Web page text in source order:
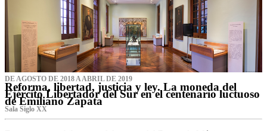
DE AGOSTO DE 2018 A ABRIL DE 2019
Reforma, libertad, justicia y ley. La moneda del
Ejército Libertador del Sur en el centenario luctuoso
de Emiliano Zapata
Sala Siglo XX